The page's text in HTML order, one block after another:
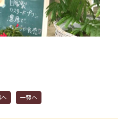
一覧へ